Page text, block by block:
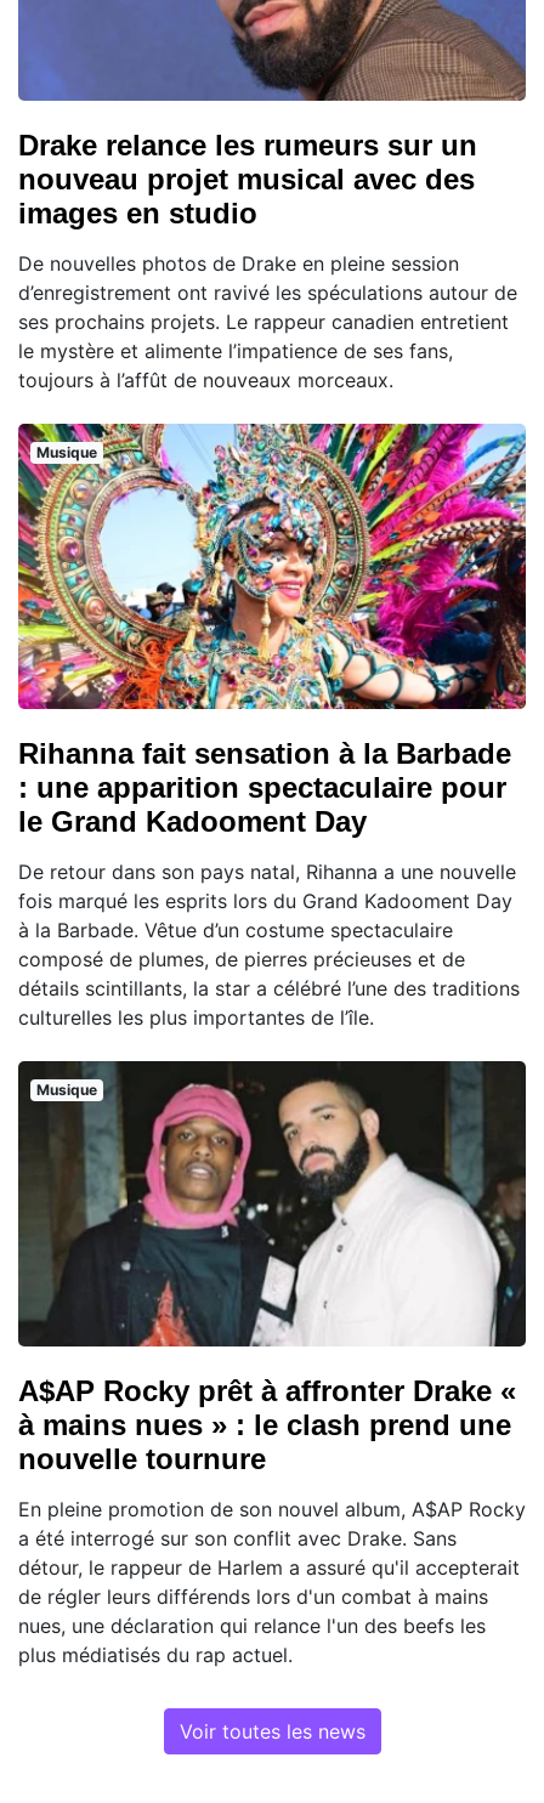
Drake relance les rumeurs sur un
nouveau projet musical avec des
images en studio
De nouvelles photos de Drake en pleine session
d’enregistrement ont ravivé les spéculations autour de
ses prochains projets. Le rappeur canadien entretient
le mystère et alimente l’impatience de ses fans,
toujours à l’affût de nouveaux morceaux.
Musique
Rihanna fait sensation à la Barbade
: une apparition spectaculaire pour
le Grand Kadooment Day
De retour dans son pays natal, Rihanna a une nouvelle
fois marqué les esprits lors du Grand Kadooment Day
à la Barbade. Vêtue d’un costume spectaculaire
composé de plumes, de pierres précieuses et de
détails scintillants, la star a célébré l’une des traditions
culturelles les plus importantes de l’île.
Musique
A$AP Rocky prêt à affronter Drake «
à mains nues » : le clash prend une
nouvelle tournure
En pleine promotion de son nouvel album, A$AP Rocky
a été interrogé sur son conflit avec Drake. Sans
détour, le rappeur de Harlem a assuré qu'il accepterait
de régler leurs différends lors d'un combat à mains
nues, une déclaration qui relance l'un des beefs les
plus médiatisés du rap actuel.
Voir toutes les news